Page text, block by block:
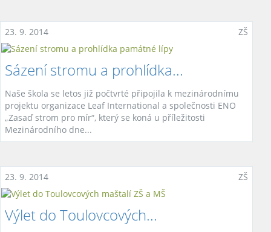
23. 9. 2014 ZŠ
Sázení stromu a prohlídka...
Naše škola se letos již počtvrté připojila k mezinárodnímu
projektu organizace Leaf International a společnosti ENO
„Zasaď strom pro mír“, který se koná u příležitosti
Mezinárodního dne...
23. 9. 2014 ZŠ
Výlet do Toulovcových...